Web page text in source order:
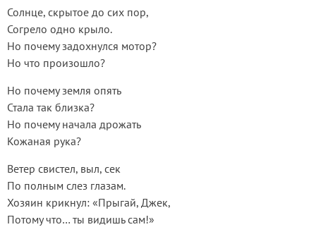
Солнце, скрытое до сих пор,
Согрело одно крыло.
Но почему задохнулся мотор?
Но что произошло?
Но почему земля опять
Стала так близка?
Но почему начала дрожать
Кожаная рука?
Ветер свистел, выл, сек
По полным слез глазам.
Хозяин крикнул: «Прыгай, Джек,
Потому что… ты видишь сам!»